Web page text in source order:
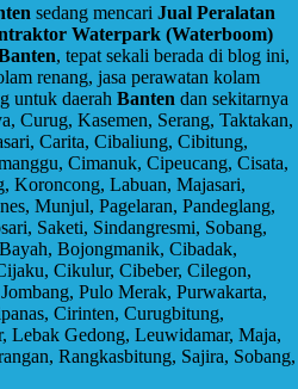
sedang mencari Jual Peralatan
Waterpark (Waterboom)
, tepat sekali berada di blog ini,
renang, jasa perawatan kolam
untuk daerah Banten dan sekitarnya
Curug, Kasemen, Serang, Taktakan,
Carita, Cibaliung, Cibitung,
Cimanuk, Cipeucang, Cisata,
Koroncong, Labuan, Majasari,
Munjul, Pagelaran, Pandeglang,
Saketi, Sindangresmi, Sobang,
Bojongmanik, Cibadak,
Cikulur, Cibeber, Cilegon,
Pulo Merak, Purwakarta,
Cirinten, Curugbitung,
Lebak Gedong, Leuwidamar, Maja,
Rangkasbitung, Sajira, Sobang,